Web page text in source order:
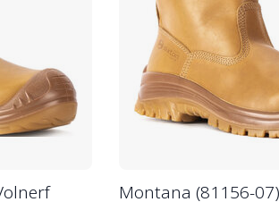
Montana (81156-